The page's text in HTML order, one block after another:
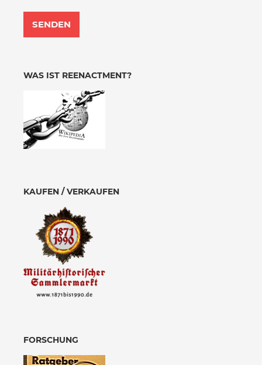
WAS IST REENACTMENT?
KAUFEN / VERKAUFEN
FORSCHUNG